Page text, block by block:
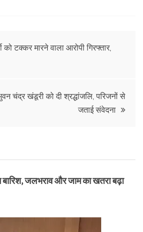
को टक्कर मारने वाला आरोपी गिरफ्तार,
चंद्र खंडूरी को दी श्रद्धांजलि, परिजनों से
जताई संवेदना
बारिश, जलभराव और जाम का खतरा बढ़ा